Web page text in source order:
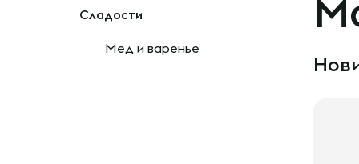
Сладости
Мед и варенье